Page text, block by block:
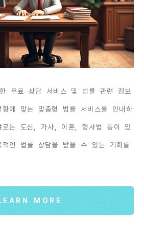
무료 상담 서비스 및 법률 관련 정보
에 맞는 맞춤형 법률 서비스를 안내하
로는 도산, 가사, 이혼, 형사법 등이 있
인 법률 상담을 받을 수 있는 기회를
MORE